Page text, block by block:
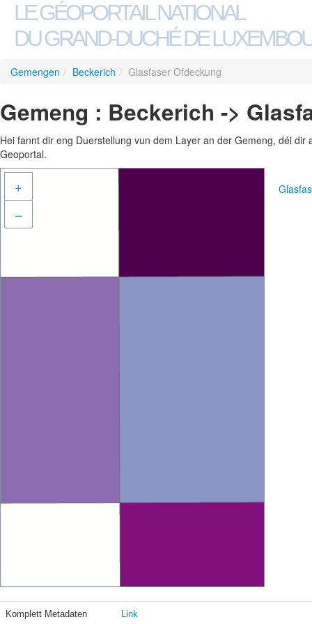
LE GÉOPORTAIL NATIONAL
DU GRAND-DUCHÉ DE
Gemengen / Beckerich / Glasfaser Ofdeckung
Gemeng : Beckerich ->
Hei fannt dir eng Duerstellung vun dem Layer an der Gemeng, déi
Geoportal.
+
–
Komplett Metadaten Link